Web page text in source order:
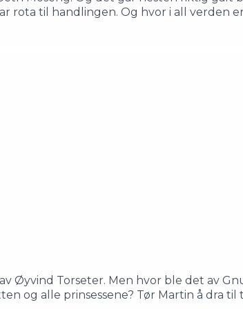
rota til handlingen. Og hvor i all verden
for barn, men Salamanderprinsen fra
om vennskap, familiebånd og identitet -
musikk og regi:
Øyvind Torseter. Men hvor ble det av
og alle prinsessene? Tør Martin å dra til